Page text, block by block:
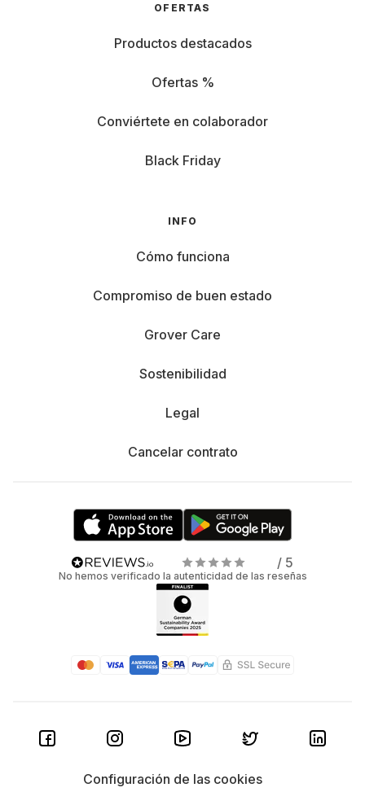
OFERTAS
Productos destacados
Ofertas %
Conviértete en colaborador
Black Friday
INFO
Cómo funciona
Compromiso de buen estado
Grover Care
Sostenibilidad
Legal
Cancelar contrato
/ 5
No hemos verificado la autenticidad de las reseñas
Configuración de las cookies